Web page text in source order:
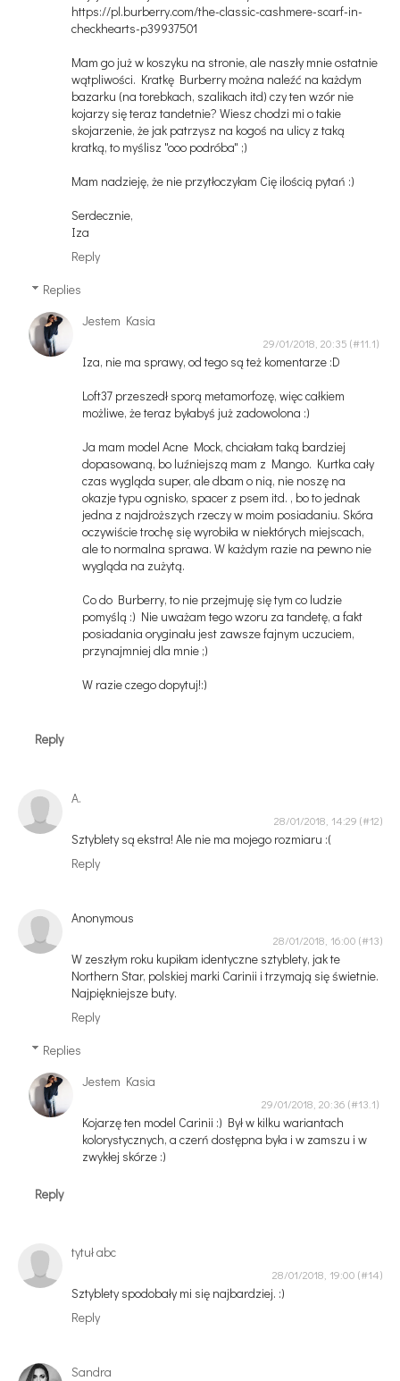
https://pl.burberry.com/the-classic-cashmere-scarf-in-
checkhearts-p39937501
Mam go już w koszyku na stronie, ale naszły mnie ostatnie
wątpliwości. Kratkę Burberry można naleźć na każdym
bazarku (na torebkach, szalikach itd) czy ten wzór nie
kojarzy się teraz tandetnie? Wiesz chodzi mi o takie
skojarzenie, że jak patrzysz na kogoś na ulicy z taką
kratką, to myślisz "ooo podróba" ;)
Mam nadzieję, że nie przytłoczyłam Cię ilością pytań :)
Serdecznie,
Iza
Reply
Replies
Jestem Kasia
29/01/2018, 20:35
Iza, nie ma sprawy, od tego są też komentarze :D
Loft37 przeszedł sporą metamorfozę, więc całkiem
możliwe, że teraz byłabyś już zadowolona :)
Ja mam model Acne Mock, chciałam taką bardziej
dopasowaną, bo luźniejszą mam z Mango. Kurtka cały
czas wygląda super, ale dbam o nią, nie noszę na
okazje typu ognisko, spacer z psem itd. , bo to jednak
jedna z najdroższych rzeczy w moim posiadaniu. Skóra
oczywiście trochę się wyrobiła w niektórych miejscach,
ale to normalna sprawa. W każdym razie na pewno nie
wygląda na zużytą.
Co do Burberry, to nie przejmuję się tym co ludzie
pomyślą :) Nie uważam tego wzoru za tandetę, a fakt
posiadania oryginału jest zawsze fajnym uczuciem,
przynajmniej dla mnie ;)
W razie czego dopytuj!:)
Reply
A.
28/01/2018, 14:29
Sztyblety są ekstra! Ale nie ma mojego rozmiaru :(
Reply
Anonymous
28/01/2018, 16:00
W zeszłym roku kupiłam identyczne sztyblety, jak te
Northern Star, polskiej marki Carinii i trzymają się świetnie.
Najpiękniejsze buty.
Reply
Replies
Jestem Kasia
29/01/2018, 20:36
Kojarzę ten model Carinii :) Był w kilku wariantach
kolorystycznych, a czerń dostępna była i w zamszu i w
zwykłej skórze :)
Reply
tytuł abc
28/01/2018, 19:00
Sztyblety spodobały mi się najbardziej. :)
Reply
Sandra